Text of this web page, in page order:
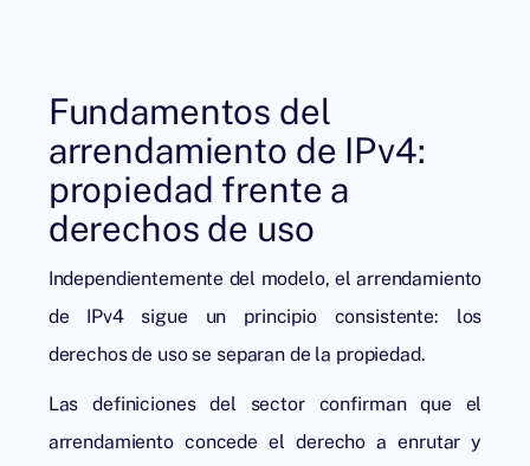
Fundamentos del
arrendamiento de IPv4:
propiedad frente a
derechos de uso
Independientemente del modelo, elarrendamiento
de IPv4sigue un principio consistente: los
derechos de uso se separan de la propiedad.
Las definiciones del sector confirman que el
arrendamiento concede el derecho a enrutar y